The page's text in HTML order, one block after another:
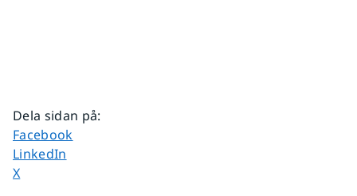
Dela sidan på:
Dela sidan på
Facebook
Dela sidan på
LinkedIn
Dela sidan på
X